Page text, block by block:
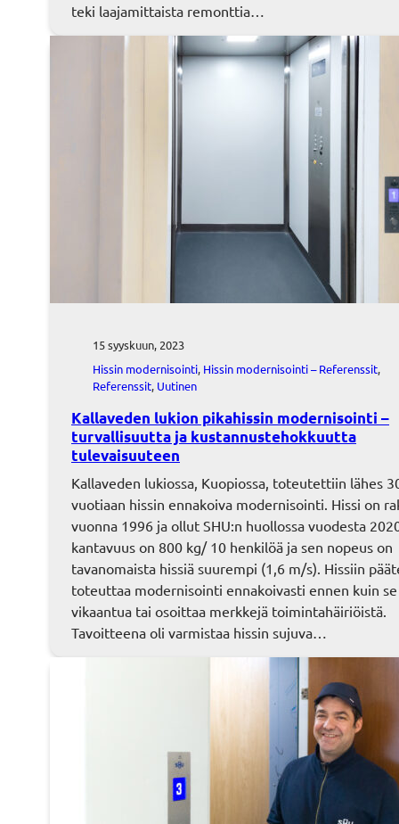
teki laajamittaista remonttia…
15 syyskuun, 2023
Hissin modernisointi, Hissin modernisointi – Referenssit
Referenssit, Uutinen
Kallaveden lukion pikahissin modernisointi –
turvallisuutta ja kustannustehokkuutta
tulevaisuuteen
Kallaveden lukiossa, Kuopiossa, toteutettiin lähes
vuotiaan hissin ennakoiva modernisointi. Hissi on
vuonna 1996 ja ollut SHU:n huollossa vuodesta
kantavuus on 800 kg/ 10 henkilöä ja sen nopeus on
tavanomaista hissiä suurempi (1,6 m/s). Hissiin
toteuttaa modernisointi ennakoivasti ennen kuin se
vikaantua tai osoittaa merkkejä toimintahäiriöistä.
Tavoitteena oli varmistaa hissin sujuva…